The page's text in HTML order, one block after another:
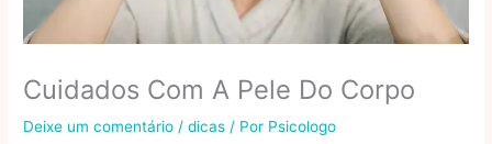
Cuidados Com A Pele Do Corpo
Deixe um comentário /dicas / Por Psicologo